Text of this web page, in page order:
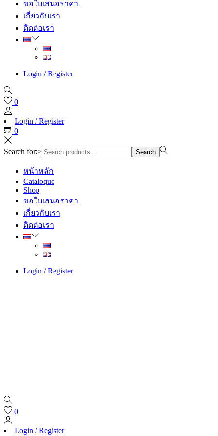
ขอใบเสนอราคา
เกี่ยวกับเรา
ติดต่อเรา
Login / Register
0
Login / Register
0
Search for:> Search
หน้าหลัก
Cataloque
Shop
ขอใบเสนอราคา
เกี่ยวกับเรา
ติดต่อเรา
Login / Register
0
Login / Register